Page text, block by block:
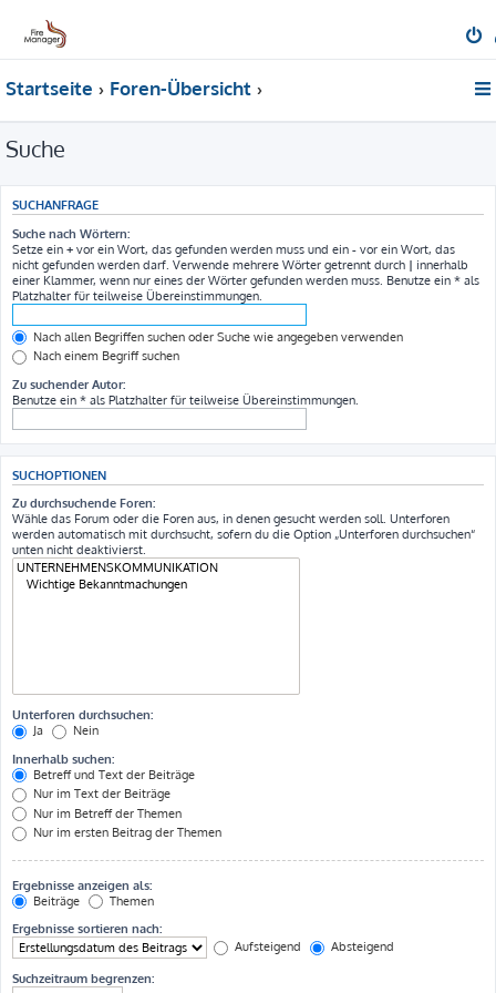
Startseite Foren-Übersicht
Suche
SUCHANFRAGE
Suche nach Wörtern:
Setze ein + vor ein Wort, das gefunden werden muss und ein - vor ein Wort, das
nicht gefunden werden darf. Verwende mehrere Wörter getrennt durch | innerhalb
einer Klammer, wenn nur eines der Wörter gefunden werden muss. Benutze ein * als
Platzhalter für teilweise Übereinstimmungen.
Nach allen Begriffen suchen oder Suche wie angegeben verwenden
Nach einem Begriff suchen
Zu suchender Autor:
Benutze ein * als Platzhalter für teilweise Übereinstimmungen.
SUCHOPTIONEN
Zu durchsuchende Foren:
Wähle das Forum oder die Foren aus, in denen gesucht werden soll. Unterforen
werden automatisch mit durchsucht, sofern du die Option „Unterforen durchsuchen“
unten nicht deaktivierst.
Unterforen durchsuchen:
Ja
Nein
Innerhalb suchen:
Betreff und Text der Beiträge
Nur im Text der Beiträge
Nur im Betreff der Themen
Nur im ersten Beitrag der Themen
Ergebnisse anzeigen als:
Beiträge
Themen
Ergebnisse sortieren nach:
Aufsteigend
Absteigend
Suchzeitraum begrenzen: